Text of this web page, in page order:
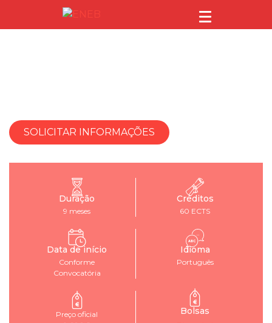
SOLICITAR INFORMAÇÕES
Duração
9 meses
Créditos
60 ECTS
Data de início
Conforme
Convocatória
Idioma
Português
Preço oficial
Bolsas